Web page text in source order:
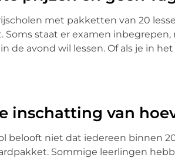
met pakketten van 20
Soms staat er examen
de avond wil lessen. Of als je in
inschatting van
belooft niet dat iedereen binnen
Sommige leerlingen